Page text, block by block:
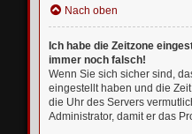
Nach oben
Ich habe die Zeitzone
immer noch falsch!
Wenn Sie sich sicher sind,
eingestellt haben und die
die Uhr des Servers
Administrator, damit er das